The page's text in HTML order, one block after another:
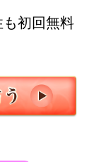
初回無料